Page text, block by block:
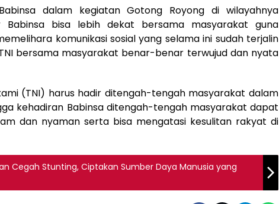
dalam kegiatan Gotong Royong di wilayahnya
Babinsa bisa lebih dekat bersama masyarakat guna
komunikasi sosial yang selama ini sudah terjalin
bersama masyarakat benar-benar terwujud dan nyata
(TNI) harus hadir ditengah-tengah masyarakat dalam
kehadiran Babinsa ditengah-tengah masyarakat dapat
dan nyaman serta bisa mengatasi kesulitan rakyat di
Cegah Stunting, Ciptakan Sumber Daya Manusia yang